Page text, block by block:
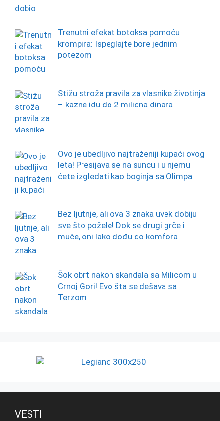
Trenutni efekat botoksa pomoću
krompira: Ispeglajte bore jednim
potezom
Stižu stroža pravila za vlasnike životinja
– kazne idu do 2 miliona dinara
Ovo je ubedljivo najtraženiji kupaći ovog
leta! Presijava se na suncu i u njemu
ćete izgledati kao boginja sa Olimpa!
Bez ljutnje, ali ova 3 znaka uvek dobiju
sve što požele! Dok se drugi grče i
muče, oni lako dođu do komfora
Šok obrt nakon skandala sa Milicom u
Crnoj Gori! Evo šta se dešava sa
Terzom
VESTI